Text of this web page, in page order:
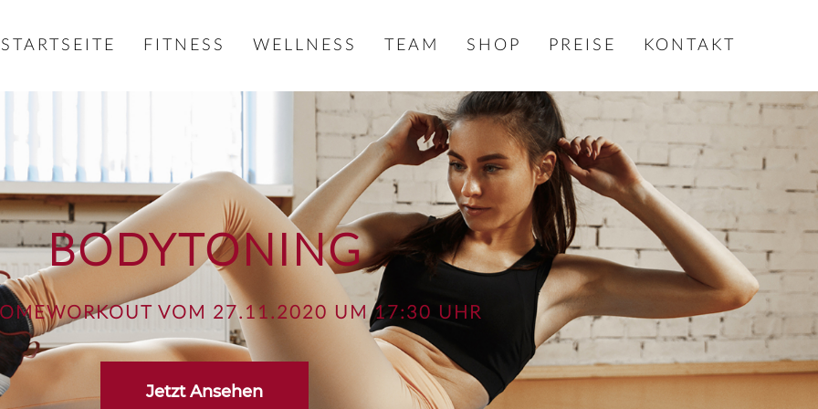
STARTSEITE FITNESS WELLNESS TEAM SHOP PREISE KONTAKT
BODYTONING
VOM 27.11.2020 UM 17:30 UHR
Jetzt Ansehen